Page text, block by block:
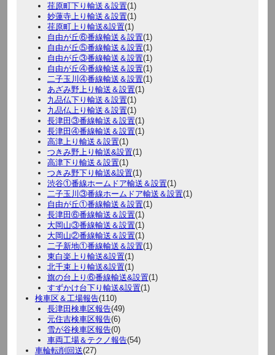
荏原町下り輸送＆設置(1)
妙蓮寺上り輸送＆設置(1)
荏原町上り輸送&設置(1)
自由が丘⑥番線輸送＆設置(1)
自由が丘⑤番線輸送＆設置(1)
自由が丘③番線輸送＆設置(1)
自由が丘④番線輸送＆設置(1)
二子玉川④番線輸送＆設置(1)
あざみ野上り輸送＆設置(1)
九品仏下り輸送＆設置(1)
九品仏上り輸送＆設置(1)
長津田③番線輸送＆設置(1)
長津田④番線輸送＆設置(1)
高津上り輸送＆設置(1)
つきみ野上り輸送&設置(1)
高津下り輸送＆設置(1)
つきみ野下り輸送&設置(1)
渋谷①番線ホームドア輸送＆設置(1)
二子玉川③番線ホームドア輸送＆設置(1)
自由が丘①番線輸送＆設置(1)
長津田⑥番線輸送＆設置(1)
大岡山③番線輸送＆設置(1)
大岡山②番線輸送＆設置(1)
二子新地①番線輸送＆設置(1)
東白楽上り輸送&設置(1)
北千束上り輸送&設置(1)
旗の台上り⑥番線輸送&設置(1)
すずかけ台下り輸送&設置(1)
検車区＆工場報告(110)
長津田検車区報告(49)
元住吉検車区報告(6)
雪が谷検車区報告(0)
車両工場＆テクノ報告(54)
車輪転削回送(27)